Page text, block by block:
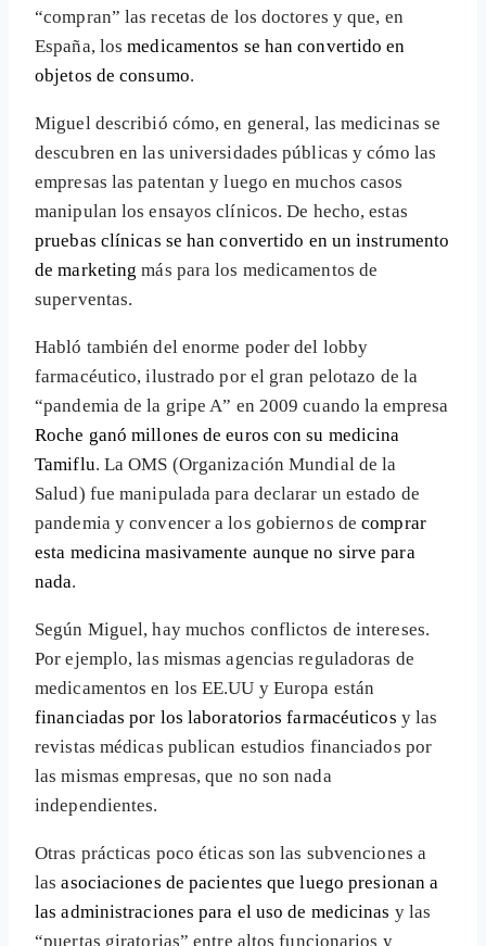
“compran” las recetas de los doctores y que, en
España, losmedicamentos se han convertido en
objetos de consumo.
Miguel describió cómo, en general, las medicinas se
descubren en las universidades públicas y cómo las
empresas las patentan y luego en muchos casos
manipulan los ensayos clínicos. De hecho, estas
pruebas clínicas se han convertido en un instrumento
de marketing más para los medicamentos de
superventas.
Habló también del enorme poder del lobby
farmacéutico, ilustrado por el gran pelotazo de la
“pandemia de la gripe A” en 2009 cuando la empresa
Roche ganó millones de euros con su medicina
Tamiflu. La OMS (Organización Mundial de la
Salud) fue manipulada para declarar un estado de
pandemia y convencer a los gobiernos decomprar
esta medicina masivamente aunque no sirve para
nada.
Según Miguel, hay muchos conflictos de intereses.
Por ejemplo, las mismas agencias reguladoras de
medicamentos en los EE.UU y Europa están
financiadas por los laboratorios farmacéuticos y las
revistas médicas publican estudios financiados por
las mismas empresas, que no son nada
independientes.
Otras prácticas poco éticas son las subvenciones a
lasasociaciones de pacientes que luego presionan a
las administraciones para el uso de medicinas y las
“puertas giratorias” entre altos funcionarios y